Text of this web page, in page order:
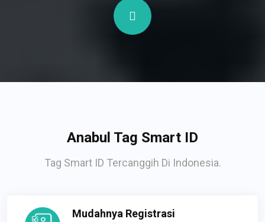
Anabul Tag Smart ID
Tag Smart ID Tercanggih Di Indonesia.
Mudahnya Registrasi